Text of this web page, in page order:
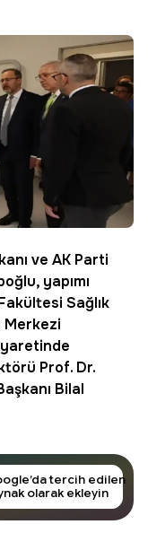
ve AK Parti
yapımı
Sağlık
Merkezi
Prof. Dr.
Bilal
tercih edilen
olarak ekleyin